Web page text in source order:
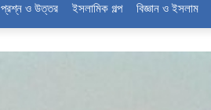
প্রশ্ন ও উত্তর ইসলামিক গল্প বিজ্ঞান ও ইসলাম